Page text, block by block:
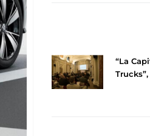
“La